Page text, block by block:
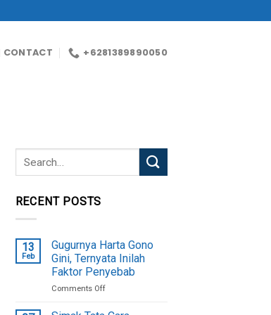
CONTACT +6281389890050
RECENT POSTS
13
Feb
Gugurnya Harta Gono
Gini, Ternyata Inilah
Faktor Penyebab
Comments Offon
Harta